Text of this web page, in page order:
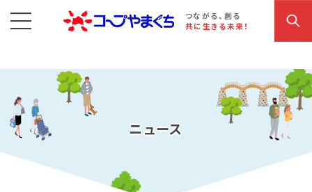
つながる、創る
共に生きる未来！
コープやまぐち お買い物・サービス こだわり商品 参加・イベント情報
ニュース